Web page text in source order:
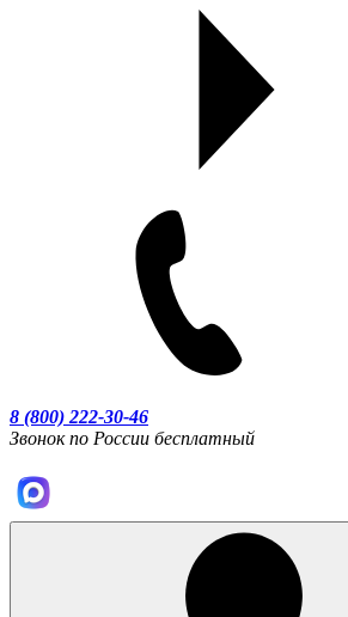
8 (800) 222-30-46
Звонок по России бесплатный